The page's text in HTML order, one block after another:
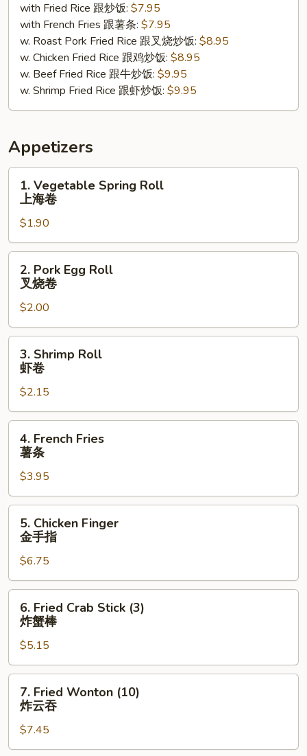
with Fried Rice 跟炒饭: $7.95
with French Fries 跟薯条: $7.95
w. Roast Pork Fried Rice 跟叉烧炒饭: $8.95
w. Chicken Fried Rice 跟鸡炒饭: $8.95
w. Beef Fried Rice 跟牛炒饭: $9.95
w. Shrimp Fried Rice 跟虾炒饭: $9.95
Appetizers
Vegetable
Spring
Roll
上
海
1. Vegetable Spring Roll
上海卷
$1.90
Pork
Egg
Roll
叉
烧
2. Pork Egg Roll
叉烧卷
$2.00
Shrimp
Roll
卷
3. Shrimp Roll
虾卷
$2.15
French
Fries
条
4. French Fries
薯条
$3.95
Chicken
Finger
手
指
5. Chicken Finger
金手指
$6.75
Fried
Crab
Stick
(3)
炸
6. Fried Crab Stick (3)
炸蟹棒
$5.15
Fried
Wonton
(10)
炸
7. Fried Wonton (10)
炸云吞
$7.45